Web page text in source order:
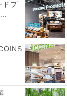
ニュース 旅行
紹介。日々更新
ャンペーン情報
さらに、ここで
...続きを読む
ドプ